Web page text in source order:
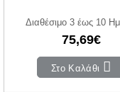
Διαθέσιμο 3 έως 10
75,69€
Στο Καλάθι